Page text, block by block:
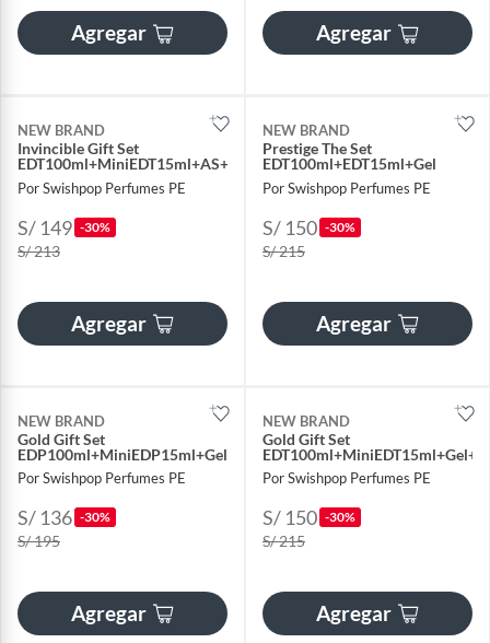
Agregar Agregar
NEW BRAND
Invincible Gift Set
EDT100ml+MiniEDT15ml+AS+Gel
Por Swishpop Perfumes PE
S/ 149 -30%
S/ 213
Agregar
NEW BRAND
Prestige The Set
EDT100ml+EDT15ml+Gel
Por Swishpop Perfumes PE
S/ 150 -30%
S/ 215
Agregar
NEW BRAND
Gold Gift Set
EDP100ml+MiniEDP15ml+Gel+Loción
Por Swishpop Perfumes PE
S/ 136 -30%
S/ 195
Agregar
NEW BRAND
Gold Gift Set
Por Swishpop Perfumes PE
S/ 150 -30%
S/ 215
Agregar